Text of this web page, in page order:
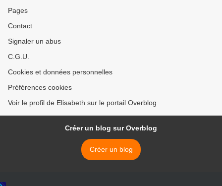
Pages
Contact
Signaler un abus
C.G.U.
Cookies et données personnelles
Préférences cookies
Voir le profil de Elisabeth sur le portail Overblog
Créer un blog sur Overblog
Créer un blog